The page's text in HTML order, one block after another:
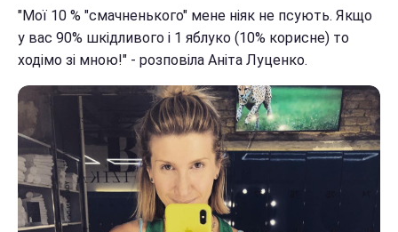
"Мої 10 % "смачненького" мене ніяк не псують. Якщо
у вас 90% шкідливого і 1 яблуко (10% корисне) то
ходімо зі мною!" - розповіла Аніта Луценко.